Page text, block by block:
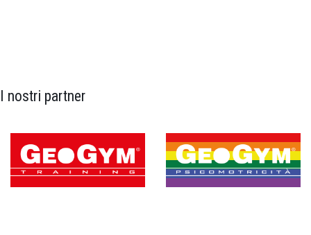
I nostri partner